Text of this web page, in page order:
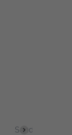
Sandwich